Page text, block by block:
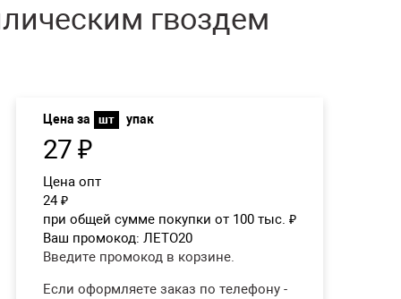
гвоздем
Цена за шт упак
27 ₽
Цена опт
24 ₽
при общей сумме покупки от 100 тыс. ₽
Ваш промокод: ЛЕТО20
Введите промокод в корзине.
Если оформляете заказ по телефону -